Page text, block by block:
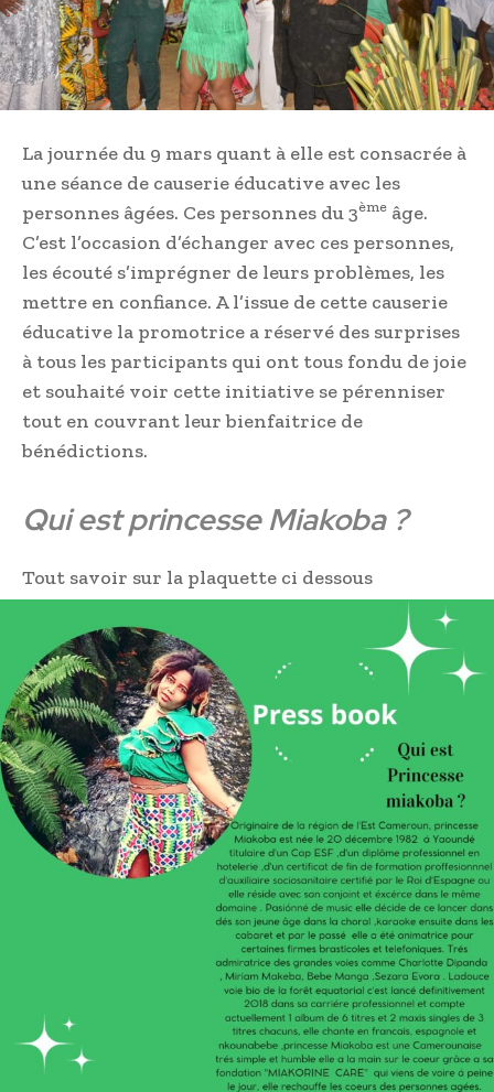
La journée du 9 mars quant à elle est consacrée à
une séance de causerie éducative avec les
personnes âgées. Ces personnes du 3ème âge.
C’est l’occasion d’échanger avec ces personnes,
les écouté s’imprégner de leurs problèmes, les
mettre en confiance. A l’issue de cette causerie
éducative la promotrice a réservé des surprises
à tous les participants qui ont tous fondu de joie
et souhaité voir cette initiative se pérenniser
tout en couvrant leur bienfaitrice de
bénédictions.
Qui est princesse Miakoba ?
Tout savoir sur la plaquette ci dessous